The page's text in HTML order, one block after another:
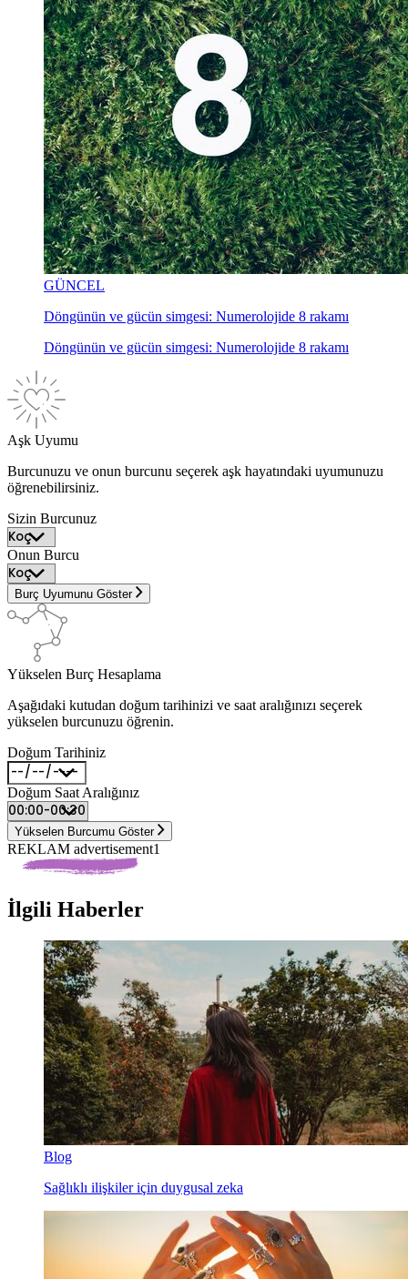
GÜNCEL
Döngünün ve gücün simgesi: Numerolojide 8 rakamı
Döngünün ve gücün simgesi: Numerolojide 8 rakamı
Aşk Uyumu
Burcunuzu ve onun burcunu seçerek aşk hayatındaki uyumunuzu
öğrenebilirsiniz.
Sizin Burcunuz
Onun Burcu
Burç Uyumunu Göster
Yükselen Burç Hesaplama
Aşağıdaki kutudan doğum tarihinizi ve saat aralığınızı seçerek
yükselen burcunuzu öğrenin.
Doğum Tarihiniz
Doğum Saat Aralığınız
Yükselen Burcumu Göster
REKLAM advertisement1
İlgili Haberler
Blog
Sağlıklı ilişkiler için duygusal zeka